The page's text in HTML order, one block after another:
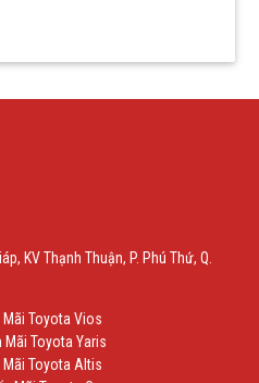
KV Thạnh Thuận, P. Phú Thứ, Q.
Mãi Toyota Vios
Mãi Toyota Yaris
Mãi Toyota Altis